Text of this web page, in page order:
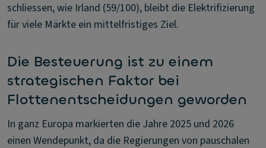
schliessen, wie Irland (59/100), bleibt die Elektrifizierung
für viele Märkte ein mittelfristiges Ziel.
Die Besteuerung ist zu einem
strategischen Faktor bei
Flottenentscheidungen geworden
In ganz Europa markierten die Jahre 2025 und 2026
einen Wendepunkt, da die Regierungen von pauschalen